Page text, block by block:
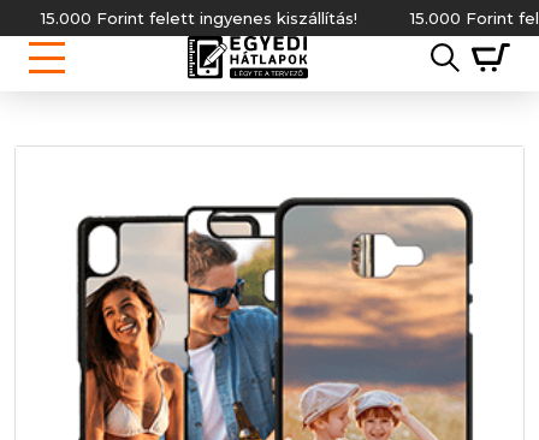
15.000 Forint felett ingyenes kiszállítás! 15.000 Forint felett